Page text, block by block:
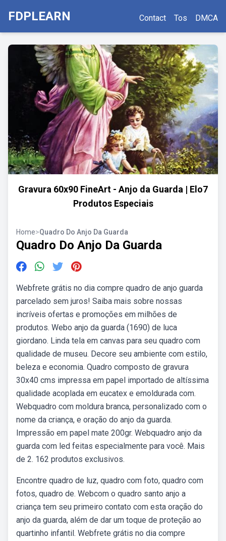
FDPLEARN Contact Tos DMCA
Gravura 60x90 FineArt - Anjo da Guarda | Elo7
Produtos Especiais
Home>Quadro Do Anjo Da Guarda
Quadro Do Anjo Da Guarda
Webfrete grátis no dia compre quadro de anjo guarda
parcelado sem juros! Saiba mais sobre nossas
incríveis ofertas e promoções em milhões de
produtos. Webo anjo da guarda (1690) de luca
giordano. Linda tela em canvas para seu quadro com
qualidade de museu. Decore seu ambiente com estilo,
beleza e economia. Quadro composto de gravura
30x40 cms impressa em papel importado de altíssima
qualidade acoplada em eucatex e emoldurada com.
Webquadro com moldura branca, personalizado com o
nome da criança, e oração do anjo da guarda.
Impressão em papel mate 200gr. Webquadro anjo da
guarda com led feitas especialmente para você. Mais
de 2. 162 produtos exclusivos.
Encontre quadro de luz, quadro com foto, quadro com
fotos, quadro de. Webcom o quadro santo anjo a
criança tem seu primeiro contato com esta oração do
anjo da guarda, além de dar um toque de proteção ao
quartinho infantil. Webfrete grátis no dia compre